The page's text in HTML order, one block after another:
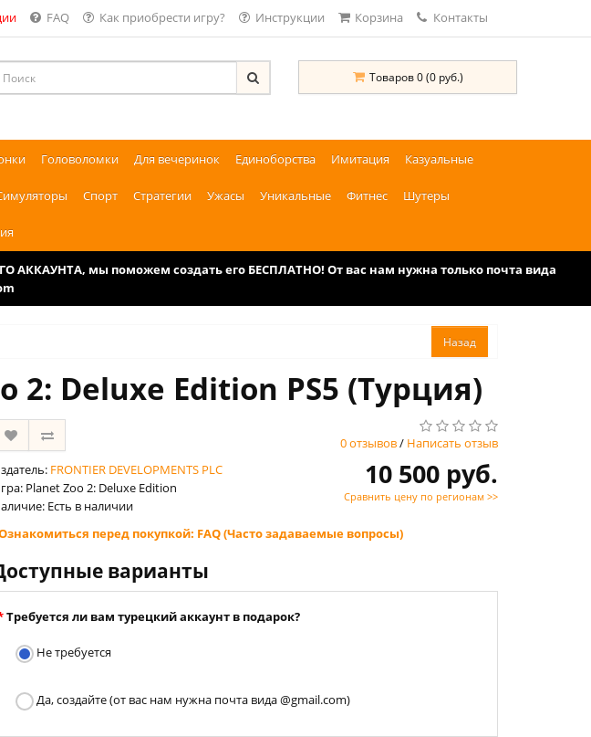
FAQ Как приобрести игру? Инструкции Корзина Контакты
Товаров 0 (0 руб.)
Головоломки Для вечеринок Единоборства Имитация Казуальные
Спорт Стратегии Ужасы Уникальные Фитнес Шутеры
мы поможем создать его БЕСПЛАТНО! От вас нам нужна только почта вида
2: Deluxe Edition PS5 (Турция)
0 отзывов/ Написать отзыв
FRONTIER DEVELOPMENTS PLC
Planet Zoo 2: Deluxe Edition
Есть в наличии
10 500 руб.
Сравнить цену по регионам >>
перед покупкой: FAQ (Часто задаваемые вопросы)
варианты
Требуется ли вам турецкий аккаунт в подарок?
Не требуется
Да, создайте (от вас нам нужна почта вида @gmail.com)